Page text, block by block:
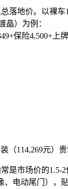
落地价。以裸车
晶）为例：
保险4,500+上
（114,269元）贵
是市场价的1.5-
、电动尾门），